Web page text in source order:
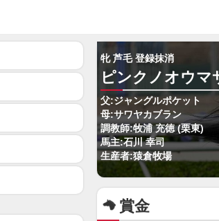
牝 芦毛 登録抹消
ピンクノオウマ
父:ジャングルポケット
母:サワヤカブラン
調教師:牧浦 充徳 (栗東)
馬主:石川 幸司
生産者:猿倉牧場
賞金